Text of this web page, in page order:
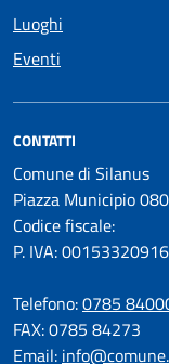
Luoghi
Eventi
CONTATTI
Comune di Silanus
Piazza Municipio
Codice fiscale:
P. IVA: 00153320916
Telefono:0785
FAX: 0785 84273
Email: